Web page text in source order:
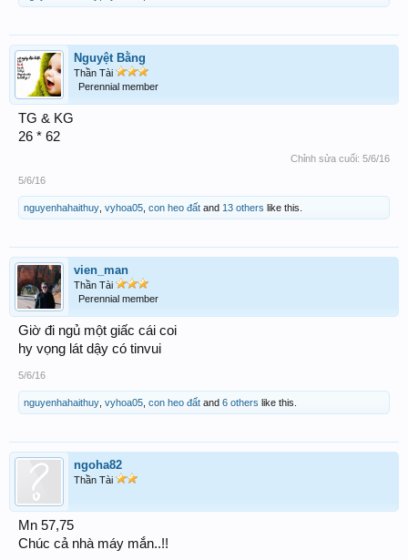
Nguyệt Bằng
Thần Tài
Perennial member
TG & KG
26 * 62
Chỉnh sửa cuối: 5/6/16
5/6/16
nguyenhahaithuy vyhoa05 con heo đất and 13 others like this.
vien_man
Thần Tài
Perennial member
Giờ đi ngủ một giấc cái coi
hy vọng lát dậy có tinvui
5/6/16
nguyenhahaithuy vyhoa05 con heo đất and 6 others like this.
ngoha82
Thần Tài
Mn 57,75
Chúc cả nhà máy mắn..!!